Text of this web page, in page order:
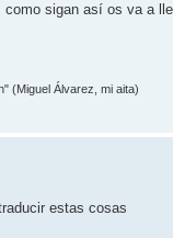
sigan así os va a
(Miguel Álvarez, mi aita)
estas cosas